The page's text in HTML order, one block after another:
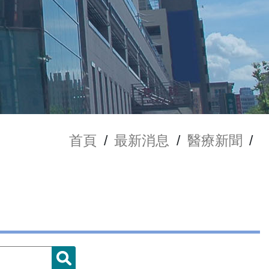
首頁 / 最新消息 / 醫療新聞 /